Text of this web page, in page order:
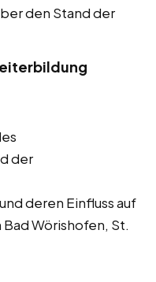
den Stand der
der
deren Einfluss auf
Wörishofen, St.